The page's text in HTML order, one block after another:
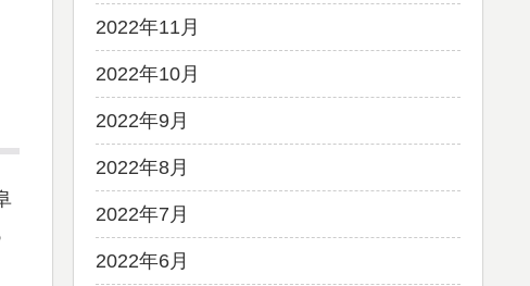
2022年11月
2022年10月
2022年9月
2022年8月
2022年7月
2022年6月